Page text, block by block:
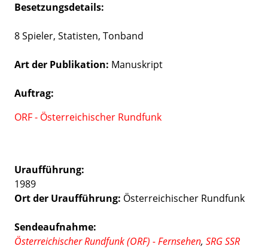
Besetzungsdetails
8 Spieler, Statisten, Tonband
Art der Publikation Manuskript
Auftrag:
ORF - Österreichischer Rundfunk
Uraufführung:
1989
Ort der Uraufführung: Österreichischer Rundfunk
Sendeaufnahme:
Österreichischer Rundfunk (ORF) - Fernsehen, SRG SSR